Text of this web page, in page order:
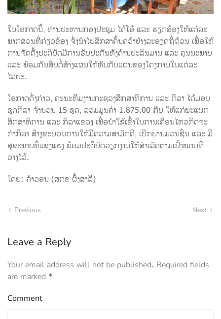
ໃນໂອກາດນີ້, ທ່ານປະທານກອງປະຊຸມ ໄດ້ໂອ້ ແລະ ຮຽກຮ້ອງໃຫ້ແຕ່ລະ
ພາກສ່ວນທີ່ກ່ຽວຂ້ອງ ຈົ່ງນໍາໄປສຶກສາຄົ້ນຄວ້າຢ່າງລະອຽດຖີ່ຖ້ວນ ເພື່ອໃຫ້
ການຈັດຕັ້ງປະຕິບັດມີການຮັບປະກັນທັງດ້ານປະລິນມານ ແລະ ຄຸນນະພາບ
ແລະ ພ້ອມກັນສືບຕໍ່ສ້າງແຜນໃຫ້ທັນກັບແຜນຂອງໂຄງການໃນແຕ່ລະ
ໄລຍະ.
ໂອກາດດັ່ງກ່າວ, ຄະນະທີມງານກະຊວງສຶກສາທິການ ແລະ ກິລາ ໄດ້ມອບ
ຊຸດກິລາ ຈໍານວນ 15 ຊຸດ, ລວມມູນຄ່າ 1.875.00 ກີບ ໃຫ້ແກ່ພະແນກ
ສຶກສາທິການ ແລະ ກິລາແຂວງ ເພື່ອນໍາໃຊ້ເຂົ້າໃນການເຄື່ອນໄຫວກິດຈະ
ກໍາກິລາ ສ້າງຂະບວນການໃຫ້ມີຄວາມສາມັກຄີ, ເບີກບານມ່ວນຊື່ນ ແລະ ມີ
ສຸຂະພາບທີ່ແຂງແຮງ ພ້ອມປະຕິບັດວຽກງານໃຫ້ສໍາເລັດຕາມເປົ້າໝາຍທີ່
ວາງໄວ້.
ໂດຍ: ຄໍາວອນ (ສກຂ ຜົ້ງສາລີ)
Previous Next
Leave a Reply
Your email address will not be published. Required fields
are marked *
Comment